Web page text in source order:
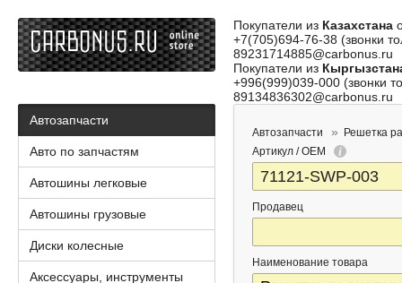
Покупатели из Казахстана
+7(705)694-76-38 (звонки
89231714885@carbonus.ru
Покупатели из
+996(999)039-000 (звонки
89134836302@carbonus.ru
Автозапчасти
Решетка
Артикул / OEM
Продавец
Наименование товара
Автозапчасти
Авто по запчастям
Автошины легковые
Автошины грузовые
Диски колесные
Аксессуары, инструменты